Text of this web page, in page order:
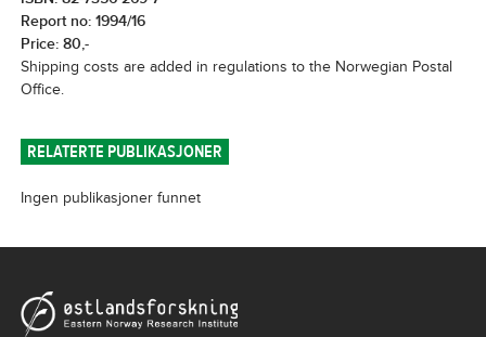
Report no: 1994/16
Price: 80,-
Shipping costs are added in regulations to the Norwegian Postal
Office.
RELATERTE PUBLIKASJONER
Ingen publikasjoner funnet